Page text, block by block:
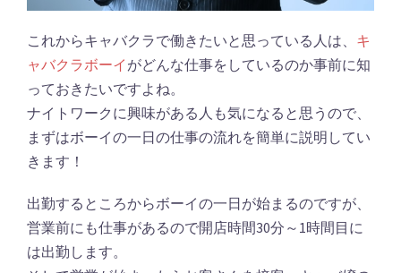
これからキャバクラで働きたいと思っている人は、 キ
ャバクラボーイ がどんな仕事をしているのか事前に知
っておきたいですよね。
ナイトワークに興味がある人も気になると思うので、
まずはボーイの一日の仕事の流れを簡単に説明してい
きます！
出勤するところからボーイの一日が始まるのですが、
営業前にも仕事があるので開店時間30分～1時間目に
は出勤します。